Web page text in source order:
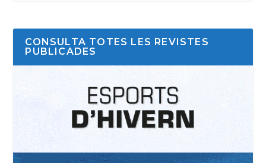
CONSULTA TOTES LES REVISTES
PUBLICADES